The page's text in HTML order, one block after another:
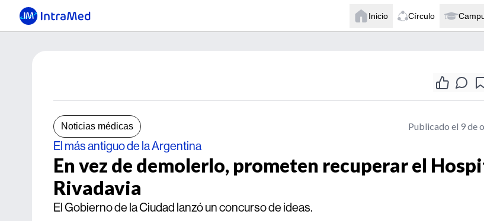
Inicio Círculo
Noticias médicas Publicado el 9 de
El más antiguo de la Argentina
En vez de demolerlo, prometen recuperar el
Rivadavia
El Gobierno de la Ciudad lanzó un concurso de ideas.